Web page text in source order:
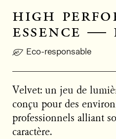
high
essence —
Eco-responsable
Velvet: un jeu de
conçu pour des
professionnels alliant
caractère.